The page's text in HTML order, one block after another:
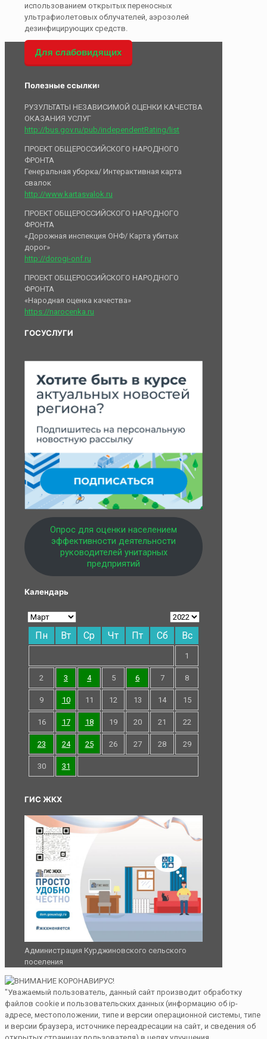
использованием открытых переносных
ультрафиолетовых облучателей, аэрозолей
дезинфицирующих средств.
Для слабовидящих
Полезные ссылки:
РУЗУЛЬТАТЫ НЕЗАВИСИМОЙ ОЦЕНКИ КАЧЕСТВА
ОКАЗАНИЯ УСЛУГ
http://bus.gov.ru/pub/independentRating/list
ПРОЕКТ ОБЩЕРОССИЙСКОГО НАРОДНОГО
ФРОНТА
Генеральная уборка/ Интерактивная карта
свалок
http://www.kartasvalok.ru
ПРОЕКТ ОБЩЕРОССИЙСКОГО НАРОДНОГО
ФРОНТА
«Дорожная инспекция ОНФ/ Карта убитых
дорог»
http://dorogi-onf.ru
ПРОЕКТ ОБЩЕРОССИЙСКОГО НАРОДНОГО
ФРОНТА
«Народная оценка качества»
https://narocenka.ru
ГОСУСЛУГИ
Опрос для оценки населением
эффективности деятельности
руководителей унитарных
предприятий
Календарь
Пн Вт Ср Чт Пт Сб Вс
1
2 3 4 5 6 7 8
9 10 11 12 13 14 15
16 17 18 19 20 21 22
23 24 25 26 27 28 29
30 31
ГИС ЖКХ
Администрация Курджиновского сельского
поселения
"Уважаемый пользователь, данный сайт производит обработку
файлов cookie и пользовательских данных (информацию об ip-
адресе, местоположении, типе и версии операционной системы, типе
и версии браузера, источнике переадресации на сайт, и сведения об